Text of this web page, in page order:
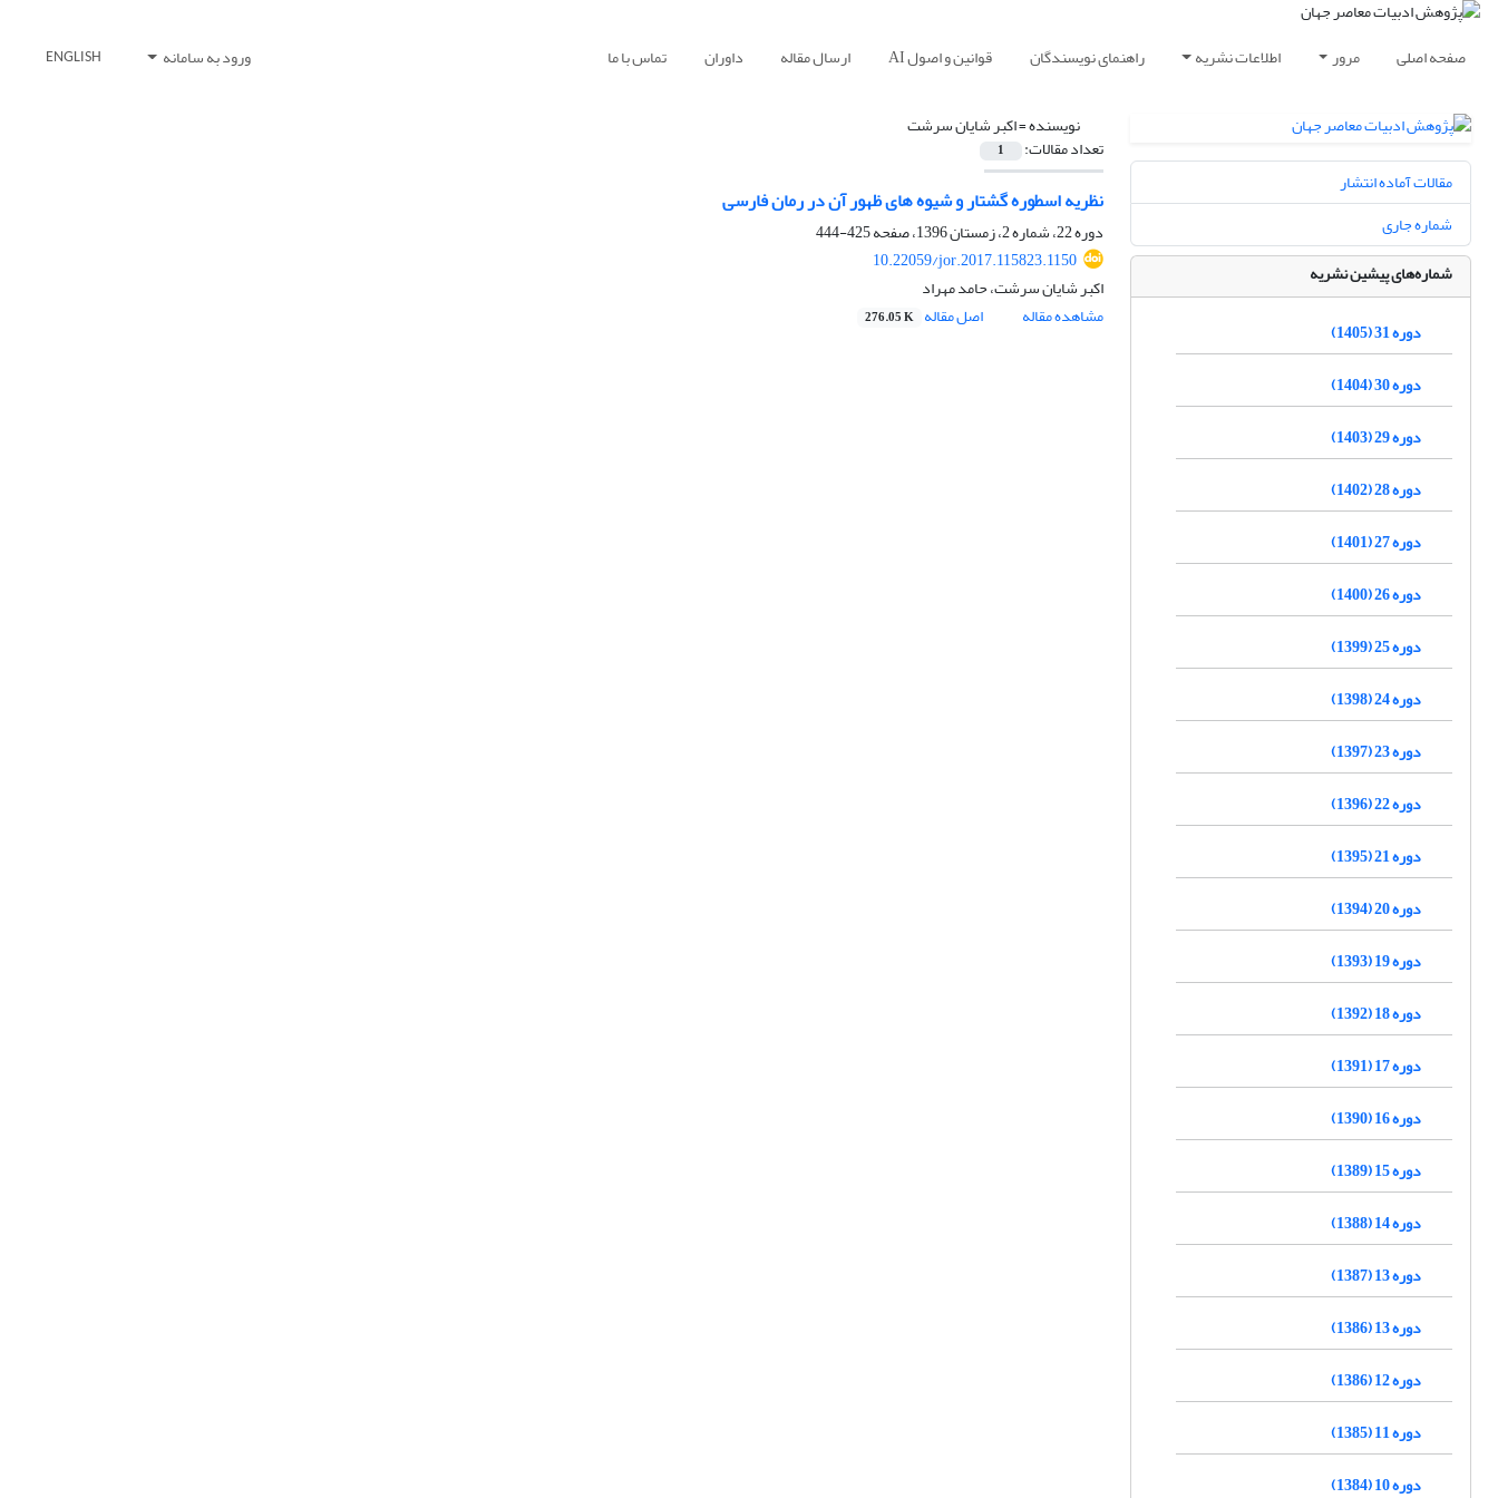
صفحه اصلی مرور اطلاعات نشریه راهنمای نویسندگان قوانین و اصول AI ارسال مقاله داوران تماس با ما ورود به سامانه ENGLISH
نویسنده =اکبر شایان سرشت
تعداد مقالات: 1
نظریه اسطوره گشتار و شیوه های ظهور آن در رمان فارسی
دوره 22، شماره 2، زمستان 1396، صفحه
425-444
10.22059/jor.2017.115823.1150
اکبر شایان سرشت، حامد مهراد
مشاهده مقاله
اصل مقاله 276.05 K
مقالات آماده انتشار
شماره جاری
شماره‌های پیشین نشریه
دوره 31 (1405)
دوره 30 (1404)
دوره 29 (1403)
دوره 28 (1402)
دوره 27 (1401)
دوره 26 (1400)
دوره 25 (1399)
دوره 24 (1398)
دوره 23 (1397)
دوره 22 (1396)
دوره 21 (1395)
دوره 20 (1394)
دوره 19 (1393)
دوره 18 (1392)
دوره 17 (1391)
دوره 16 (1390)
دوره 15 (1389)
دوره 14 (1388)
دوره 13 (1387)
دوره 13 (1386)
دوره 12 (1386)
دوره 11 (1385)
دوره 10 (1384)